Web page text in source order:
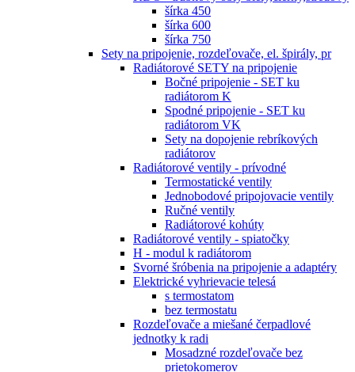
šírka 450
šírka 600
šírka 750
Sety na pripojenie, rozdeľovače, el. špirály, pr
Radiátorové SETY na pripojenie
Bočné pripojenie - SET ku
radiátorom K
Spodné pripojenie - SET ku
radiátorom VK
Sety na dopojenie rebríkových
radiátorov
Radiátorové ventily - prívodné
Termostatické ventily
Jednobodové pripojovacie ventily
Ručné ventily
Radiátorové kohúty
Radiátorové ventily - spiatočky
H - modul k radiátorom
Svorné šróbenia na pripojenie a adaptéry
Elektrické vyhrievacie telesá
s termostatom
bez termostatu
Rozdeľovače a miešané čerpadlové
jednotky k radi
Mosadzné rozdeľovače bez
prietokomerov